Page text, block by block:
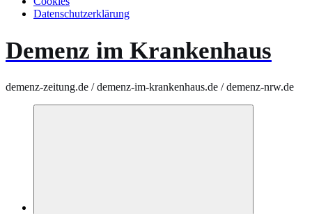
Datenschutzerklärung
Demenz im Krankenhaus
demenz-zeitung.de / demenz-im-krankenhaus.de / demenz-nrw.de